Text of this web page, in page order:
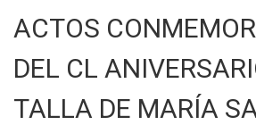
ACTOS
DEL CL
TALLA DE MARÍA